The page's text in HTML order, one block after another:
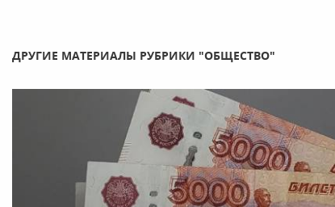
ДРУГИЕ МАТЕРИАЛЫ РУБРИКИ "ОБЩЕСТВО"